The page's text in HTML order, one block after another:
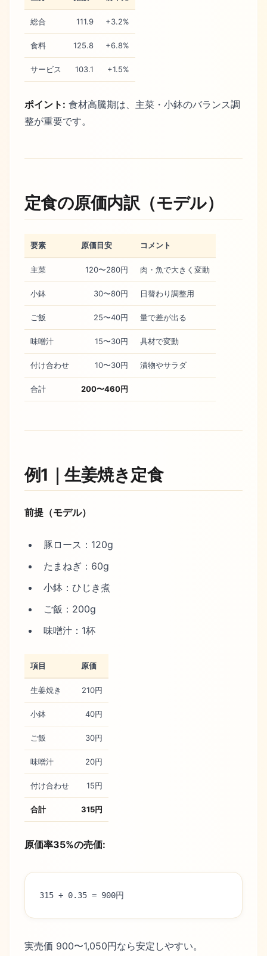
総合 111.9 +3.2%
食料 125.8 +6.8%
サービス 103.1 +1.5%
ポイント: 食材高騰期は、主菜・小鉢のバランス調
整が重要です。
定食の原価内訳（モデル）
要素 原価目安 コメント
主菜 120〜280円 肉・魚で大きく変動
小鉢 30〜80円 日替わり調整用
ご飯 25〜40円 量で差が出る
味噌汁 15〜30円 具材で変動
付け合わせ 10〜30円 漬物やサラダ
合計 200〜460円
例1｜生姜焼き定食
前提（モデル）
豚ロース：120g
たまねぎ：60g
小鉢：ひじき煮
ご飯：200g
味噌汁：1杯
項目 原価
生姜焼き 210円
小鉢 40円
ご飯 30円
味噌汁 20円
付け合わせ 15円
合計 315円
原価率35%の売価:
315 ÷ 0.35 = 900円
実売価 900〜1,050円なら安定しやすい。